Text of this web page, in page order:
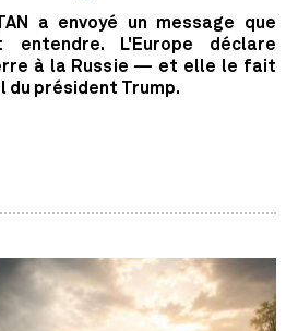
a envoyé un message que
entendre. L'Europe déclare
à la Russie — et elle le fait
du président Trump.